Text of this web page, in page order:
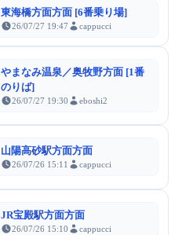
東海橋方面方面 [6番乗り場]
26/07/27 19:47 cappucci
やまなみ温泉／奥牧野方面 [1番
のりば]
26/07/27 19:30 eboshi2
山陽高砂駅方面方面
26/07/26 15:11 cappucci
JR宝殿駅方面方面
26/07/26 15:10 cappucci